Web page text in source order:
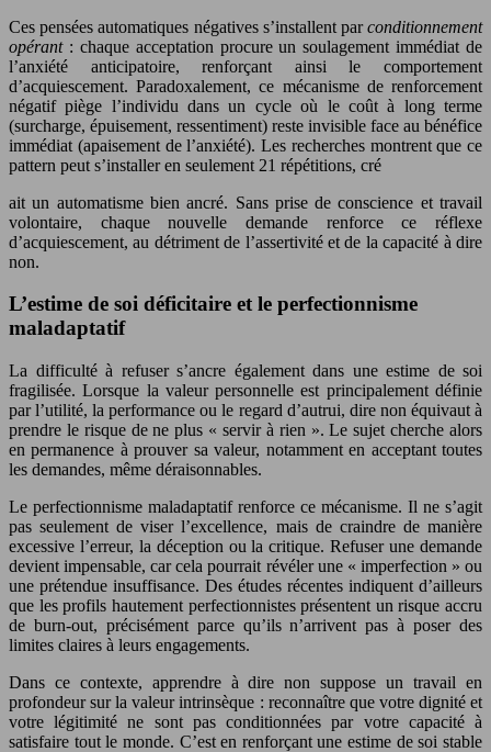
Ces pensées automatiques négatives s’installent parconditionnement
opérant: chaque acceptation procure un soulagement immédiat de
l’anxiété anticipatoire, renforçant ainsi le comportement
d’acquiescement. Paradoxalement, ce mécanisme de renforcement
négatif piège l’individu dans un cycle où le coût à long terme
(surcharge, épuisement, ressentiment) reste invisible face au bénéfice
immédiat (apaisement de l’anxiété). Les recherches montrent que ce
pattern peut s’installer en seulement 21 répétitions, cré
ait un automatisme bien ancré. Sans prise de conscience et travail
volontaire, chaque nouvelle demande renforce ce réflexe
d’acquiescement, au détriment de l’assertivité et de la capacité à dire
non.
L’estime de soi déficitaire et le perfectionnisme
maladaptatif
La difficulté à refuser s’ancre également dans une estime de soi
fragilisée. Lorsque la valeur personnelle est principalement définie
par l’utilité, la performance ou le regard d’autrui, dire non équivaut à
prendre le risque de ne plus « servir à rien ». Le sujet cherche alors
en permanence à prouver sa valeur, notamment en acceptant toutes
les demandes, même déraisonnables.
Le perfectionnisme maladaptatif renforce ce mécanisme. Il ne s’agit
pas seulement de viser l’excellence, mais de craindre de manière
excessive l’erreur, la déception ou la critique. Refuser une demande
devient impensable, car cela pourrait révéler une « imperfection » ou
une prétendue insuffisance. Des études récentes indiquent d’ailleurs
que les profils hautement perfectionnistes présentent un risque accru
de burn-out, précisément parce qu’ils n’arrivent pas à poser des
limites claires à leurs engagements.
Dans ce contexte, apprendre à dire non suppose un travail en
profondeur sur la valeur intrinsèque : reconnaître que votre dignité et
votre légitimité ne sont pas conditionnées par votre capacité à
satisfaire tout le monde. C’est en renforçant une estime de soi stable